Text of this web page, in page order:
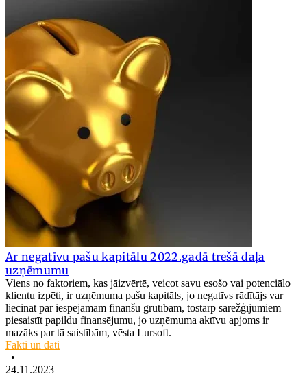
Ar negatīvu pašu kapitālu 2022.gadā trešā daļa
uzņēmumu
Viens no faktoriem, kas jāizvērtē, veicot savu esošo vai potenciālo
klientu izpēti, ir uzņēmuma pašu kapitāls, jo negatīvs rādītājs var
liecināt par iespējamām finanšu grūtībām, tostarp sarežģījumiem
piesaistīt papildu finansējumu, jo uzņēmuma aktīvu apjoms ir
mazāks par tā saistībām, vēsta Lursoft.
Fakti un dati
•
24.11.2023